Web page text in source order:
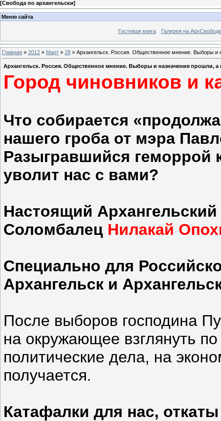
[Свобода по архангельски]
Меню сайта
Гостевая книга Галерея на АрхСвободе
Главная » 2012 » Март » 28 » Архангельск. Россия. Общественное мнение. Выборы и
Архангельск. Россия. Общественное мнение. Выборы и назначения прошли, а
Город чиновников и
Что собирается
нашего гроба от мэра
Разыгравшийся геморрой
уволит нас с вами?
Настоящий
Соломбалец Нилакай
Специально для
Архангельск и
После выборов господина
на окружающее взглянуть
политические дела, на
получается.
Катафалки для нас,